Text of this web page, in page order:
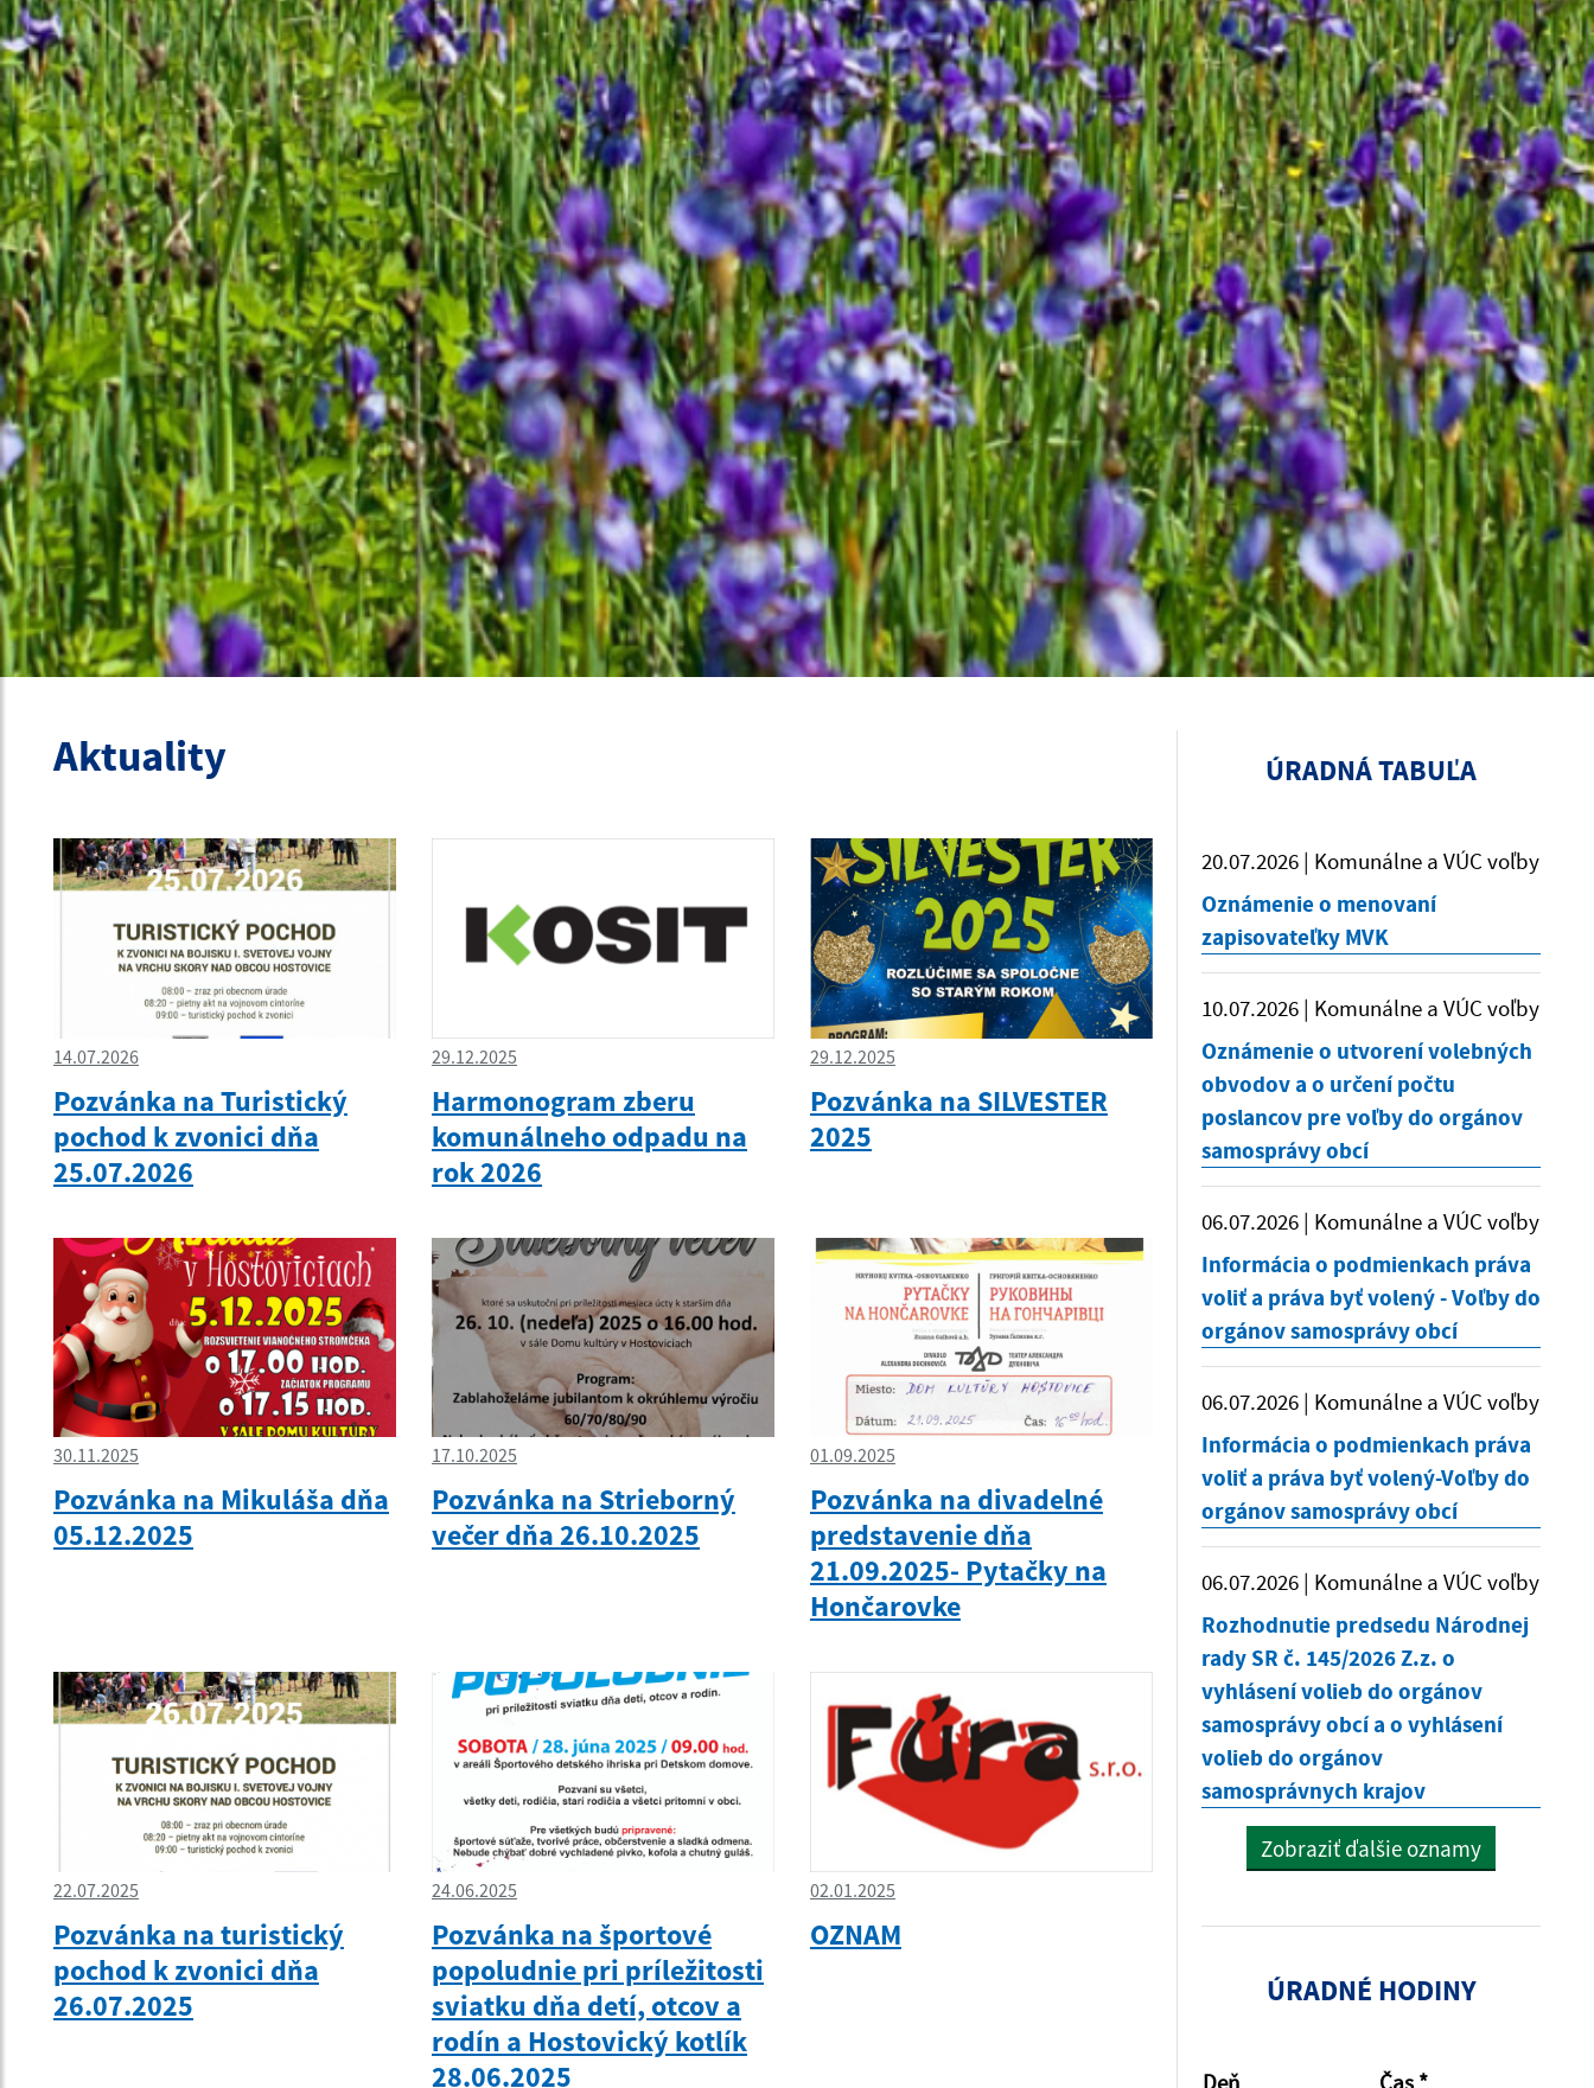
Aktuality
14.07.2026
Pozvánka na Turistický
pochod k zvonici dňa
25.07.2026
29.12.2025
Harmonogram zberu
komunálneho odpadu na
rok 2026
29.12.2025
Pozvánka na SILVESTER
2025
30.11.2025
Pozvánka na Mikuláša dňa
05.12.2025
17.10.2025
Pozvánka na Strieborný
večer dňa 26.10.2025
01.09.2025
Pozvánka na divadelné
predstavenie dňa
21.09.2025- Pytačky na
Hončarovke
22.07.2025
Pozvánka na turistický
pochod k zvonici dňa
26.07.2025
24.06.2025
Pozvánka na športové
popoludnie pri príležitosti
sviatku dňa detí, otcov a
rodín a Hostovický kotlík
28.06.2025
02.01.2025
OZNAM
ÚRADNÁ TABUĽA
20.07.2026 | Komunálne a VÚC voľby
Oznámenie o menovaní
zapisovateľky MVK
10.07.2026 | Komunálne a VÚC voľby
Oznámenie o utvorení volebných
obvodov a o určení počtu
poslancov pre voľby do orgánov
samosprávy obcí
06.07.2026 | Komunálne a VÚC voľby
Informácia o podmienkach práva
voliť a práva byť volený - Voľby do
orgánov samosprávy obcí
06.07.2026 | Komunálne a VÚC voľby
Informácia o podmienkach práva
voliť a práva byť volený-Voľby do
orgánov samosprávy obcí
06.07.2026 | Komunálne a VÚC voľby
Rozhodnutie predsedu Národnej
rady SR č. 145/2026 Z.z. o
vyhlásení volieb do orgánov
samosprávy obcí a o vyhlásení
volieb do orgánov
samosprávnych krajov
Zobraziť ďalšie oznamy
ÚRADNÉ HODINY
Deň Čas *